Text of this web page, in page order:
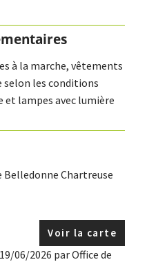
à la marche, vêtements
selon les conditions
lampes avec lumière
Belledonne Chartreuse
Voir la carte
06/2026 par Office de